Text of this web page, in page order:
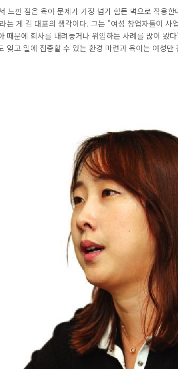
느낀 점은 육아 문제가 가장 넘기 힘든 벽으로 작용
는 게 김 대표의 생각이다. 그는 "여성 창업자들이 사
문에 회사를 내려놓거나 위임하는 사례를 많이 봤
잊고 일에 집중할 수 있는 환경 마련과 육아는 여성만